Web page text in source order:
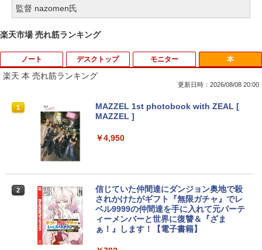
監督 nazomen氏
楽天市場 売れ筋ランキング
ノート
1
【★最大100%ポイント】【新生活応援・
2026】【Office 2019 H&B】富士通 MU
SD:128GB/256GB/512GB/1TB/13.3型/
LTE対応 中古美品 / タッチ 10.5インチ M
icrosoft Surface GO2 Model.1927 フル
デスクトップ
1
中古パソコン | Dell | OptiPlex 3070 SFF
| Windows11 | デスクトップ | 一年保証 |
Hz | MEM:8GB | SSD:512GB(新品) | DV
【エントリーでポイント100％還元チャ
ンス】GMKtec G10 ミニPC【AMD Ryz
モニター
1
引き出し付きモニター台(NM01 ミドルブ
ラウン) 【玄関先迄納品】 ニトリ
￥2,990
2
【超特価】厳選大手メーカー 液晶モニタ
ー シークレット 22-23型ワイド フルHD
（1920x1080） HDMI指定可 ノングレア
EIZO IIYAMA 三菱 富士通 NEC IO-DATA
Dell HP PHILIPS等 液晶ディスプレイ
本
楽天 本 売れ筋ランキング
更新日時：2026/08/08 20:00
1
MAZZEL 1st photobook with ZEAL [
MAZZEL ]
￥4,950
2
信じていた仲間達にダンジョン奥地で殺
されかけたがギフト『無限ガチャ』でレ
ベル9999の仲間達を手に入れて元パーテ
ィーメンバーと世界に復讐＆『ざま
ぁ！』します！【電子書籍】